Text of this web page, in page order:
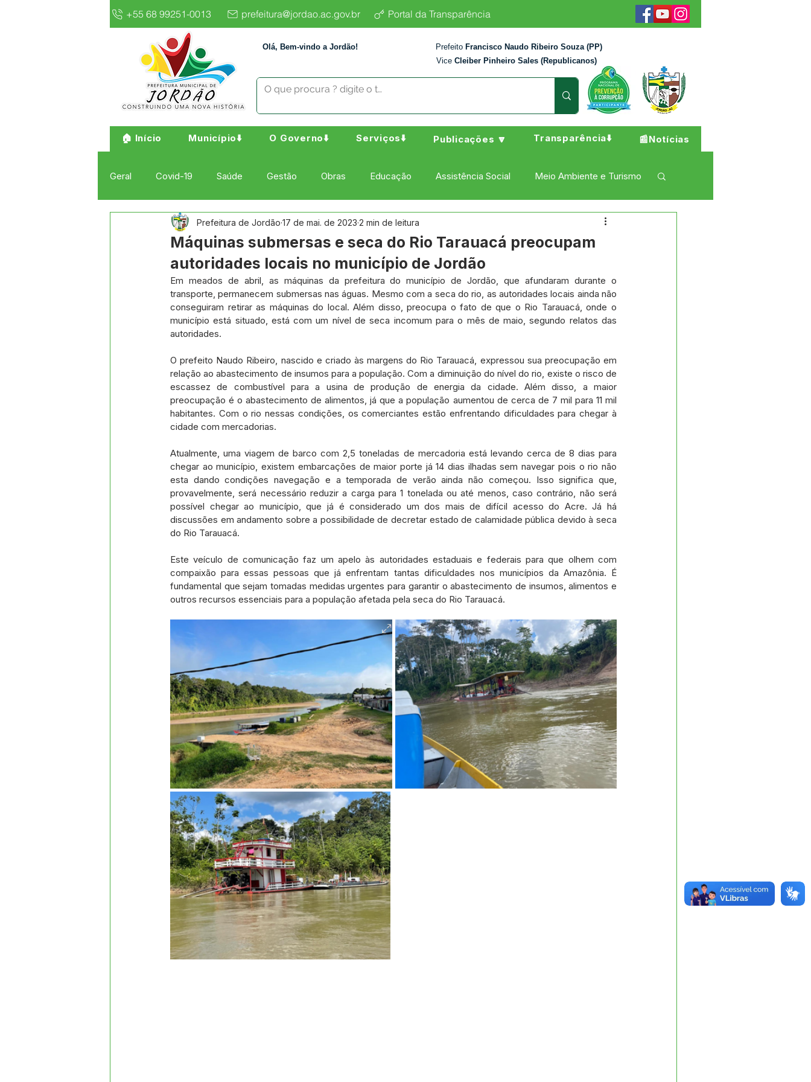
+55 68 99251-0013 prefeitura@jordao.ac.gov.br Portal da Transparência
Olá, Bem-vindo a Jordão! Prefeito Francisco Naudo Ribeiro Souza (PP)
Vice Cleiber Pinheiro Sales (Republicanos)
🏠 Início Município⬇️ O Governo⬇️ Serviços⬇️ Publicações 🔽 Transparência⬇️ 📰Notícias
Geral Covid-19 Saúde Gestão Obras Educação Assistência Social Meio Ambiente e Turismo
Institucional e Governo Cultura Esporte e Lazer Administração e Finanças Campanhas
Datas Comemorativas Projetos e Emendas Defesa Civil Agricultura
Comunidade Convite e Comunicado Licitações Dengue e Malária Concurso No gabinete
Emenda Parlamentar Segurança pública Sessão itinerante Aviso Saneamento Planejamento
Ordem de Serviço
Máquinas submersas e seca do Rio Tarauacá preocupam
autoridades locais no município de Jordão
Prefeitura de Jordão 17 de mai. de 2023 2 min de leitura
Em meados de abril, as máquinas da prefeitura do município de Jordão, que afundaram durante o
transporte, permanecem submersas nas águas. Mesmo com a seca do rio, as autoridades locais ainda não
conseguiram retirar as máquinas do local. Além disso, preocupa o fato de que o Rio Tarauacá, onde o
município está situado, está com um nível de seca incomum para o mês de maio, segundo relatos das
autoridades.
O prefeito Naudo Ribeiro, nascido e criado às margens do Rio Tarauacá, expressou sua preocupação em
relação ao abastecimento de insumos para a população. Com a diminuição do nível do rio, existe o risco de
escassez de combustível para a usina de produção de energia da cidade. Além disso, a maior
preocupação é o abastecimento de alimentos, já que a população aumentou de cerca de 7 mil para 11 mil
habitantes. Com o rio nessas condições, os comerciantes estão enfrentando dificuldades para chegar à
cidade com mercadorias.
Atualmente, uma viagem de barco com 2,5 toneladas de mercadoria está levando cerca de 8 dias para
chegar ao município, existem embarcações de maior porte já 14 dias ilhadas sem navegar pois o rio não
esta dando condições navegação e a temporada de verão ainda não começou. Isso significa que,
provavelmente, será necessário reduzir a carga para 1 tonelada ou até menos, caso contrário, não será
possível chegar ao município, que já é considerado um dos mais de difícil acesso do Acre. Já há
discussões em andamento sobre a possibilidade de decretar estado de calamidade pública devido à seca
do Rio Tarauacá.
Este veículo de comunicação faz um apelo às autoridades estaduais e federais para que olhem com
compaixão para essas pessoas que já enfrentam tantas dificuldades nos municípios da Amazônia. É
fundamental que sejam tomadas medidas urgentes para garantir o abastecimento de insumos, alimentos e
outros recursos essenciais para a população afetada pela seca do Rio Tarauacá.